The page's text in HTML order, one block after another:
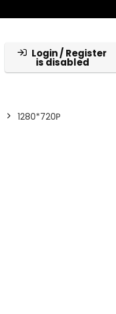
Login / Register
is disabled
‎1280*720P